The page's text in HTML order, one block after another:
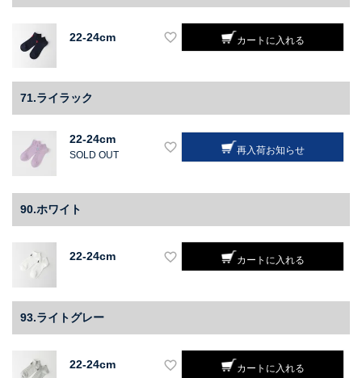
22-24cm カートに入れる
71.ライラック
22-24cm
SOLD OUT 再入荷お知らせ
90.ホワイト
22-24cm カートに入れる
93.ライトグレー
22-24cm カートに入れる